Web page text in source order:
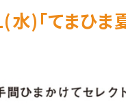
)「てまひま